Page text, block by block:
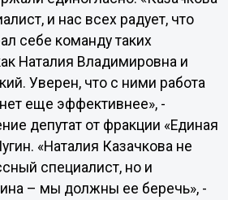
и нас всех радует, что
себе команду таких
Наталия Владимировна и
Уверен, что с ними работа
еще эффективнее», -
депутат от фракции «Единая
«Наталия Казачкова не
специалист, но и
– мы должны ее беречь», -